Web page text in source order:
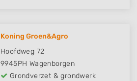
Koning Groen&Agro
Hoofdweg 72
9945PH Wagenborgen
Grondverzet & grondwerk